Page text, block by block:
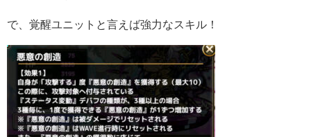
で、覚醒ユニットと言えば強力なスキル！